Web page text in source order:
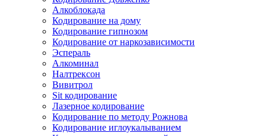
Алкоблокада
Кодирование на дому
Кодирование гипнозом
Кодирование от наркозависимости
Эспераль
Алкоминал
Налтрексон
Вивитрол
Sit кодирование
Лазерное кодирование
Кодирование по методу Рожнова
Кодирование иглоукалыванием